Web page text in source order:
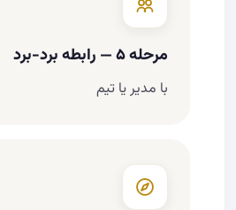
مرحله ۵ — رابطه برد-برد
با مدیر یا تیم